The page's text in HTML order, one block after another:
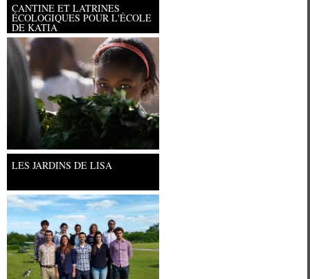
CANTINE ET LATRINES
ÉCOLOGIQUES POUR L'ÉCOLE
DE KATIA
Université Paris Ouest Nanterre la
LES JARDINS DE LISA